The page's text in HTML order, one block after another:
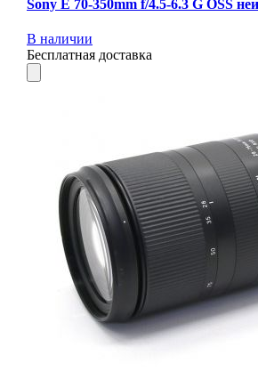
Sony E 70-350mm f/4.5-6.3 G OSS
В наличии
Бесплатная доставка